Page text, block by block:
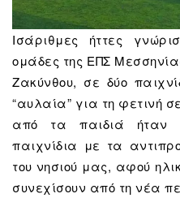
Ισάριθμες ήττες
ομάδες της ΕΠΣ
Ζακύνθου, σε δύο
“αυλαία” για τη φετινή
από τα παιδιά ήταν
παιχνίδια με τα
του νησιού μας, αφού
συνεχίσουν από τη νέα